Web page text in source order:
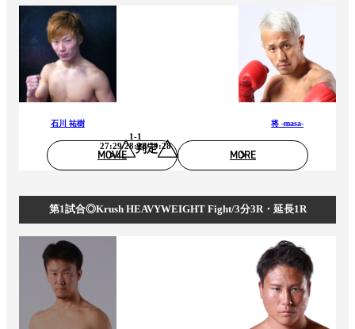
石川 祐樹
判定
1-1
27:29/28:28/29:28
将 -masa-
MOVIE MORE
第1試合◎Krush HEAVYWEIGHT Fight/3分3R・延長1R